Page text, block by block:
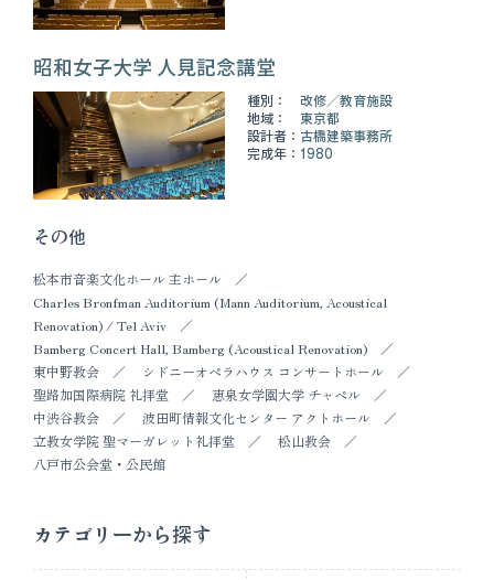
昭和女子大学 人見記念講堂
種別： 改修
教育施設
地域：
東京都
設計者： 古橋建築事務所
完成年： 1980
その他
松本市音楽文化ホール 主ホール
Charles Bronfman Auditorium (Mann Auditorium, Acoustical
Renovation) / Tel Aviv
Bamberg Concert Hall, Bamberg (Acoustical Renovation)
東中野教会
シドニーオペラハウス コンサートホール
聖路加国際病院 礼拝堂
恵泉女学園大学 チャペル
中渋谷教会
波田町情報文化センター アクトホール
立教女学院 聖マーガレット礼拝堂
松山教会
八戸市公会堂・公民館
カテゴリーから探す